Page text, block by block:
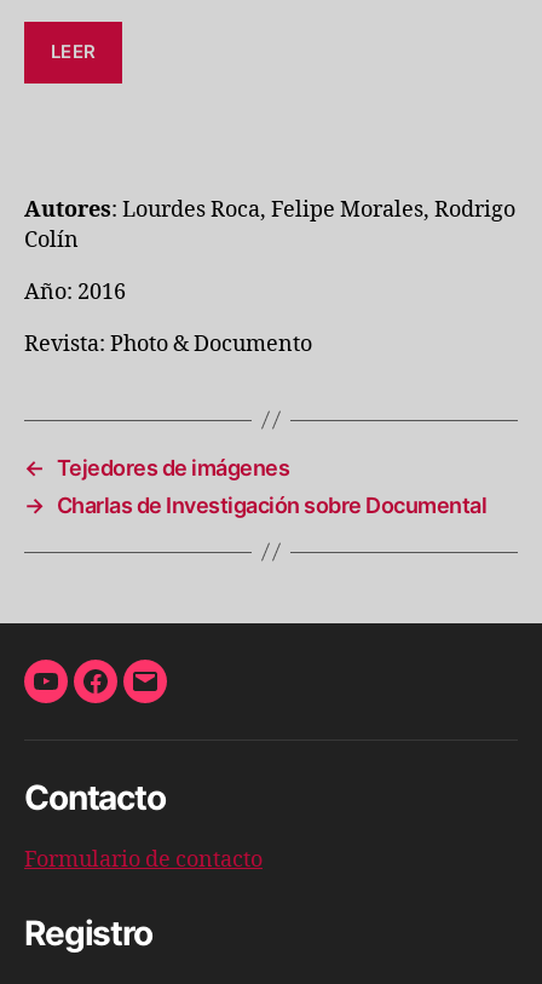
LEER
Autores: Lourdes Roca, Felipe Morales, Rodrigo
Colín
Año: 2016
Revista: Photo & Documento
← Tejedores de imágenes
→ Charlas de Investigación sobre Documental
YouTubeFacebook
Correo
Contacto
Formulario de contacto
Registro